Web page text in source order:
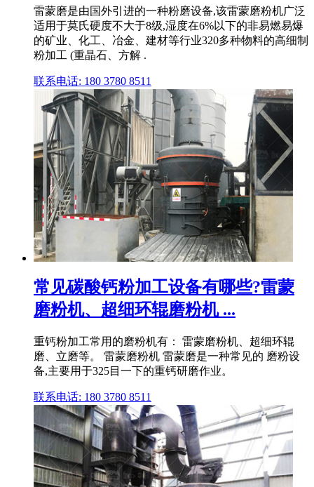
雷蒙磨是由国外引进的一种粉磨设备,该雷蒙磨粉机广泛
适用于莫氏硬度不大于8级,湿度在6%以下的非易燃易爆
的矿业、化工、冶金、建材等行业320多种物料的高细制
粉加工 (重晶石、方解 .
联系电话: 180 3780 8511
常见碳酸钙粉加工设备有哪些?雷蒙
磨粉机、超细环辊磨粉机 ...
重钙粉加工常用的磨粉机有： 雷蒙磨粉机、超细环辊
磨、立磨等。 雷蒙磨粉机 雷蒙磨是一种常见的 磨粉设
备,主要用于325目一下的重钙研磨作业。
联系电话: 180 3780 8511